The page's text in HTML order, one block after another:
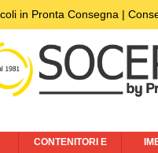
in Pronta Consegna |
CONTENITORI E